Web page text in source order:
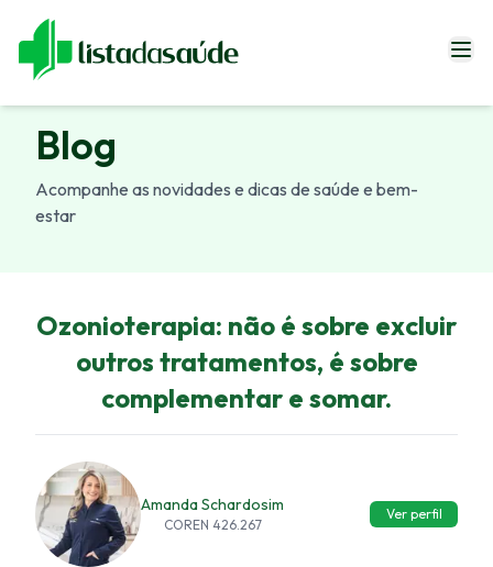
Especialistas
Revistas
Entrar
Blog
Acompanhe as novidades e dicas de saúde e bem-
estar
Ozonioterapia: não é sobre excluir
outros tratamentos, é sobre
complementar e somar.
Amanda Schardosim
COREN 426.267
Ver perfil